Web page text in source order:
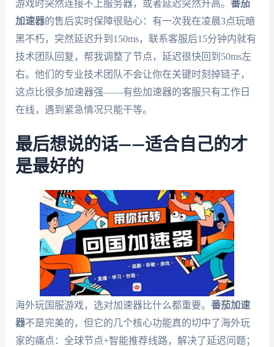
游戏时突然连接不上服务器，或者延迟突然升高。 番茄
加速器的售后实时保障很贴心：有一次我在凌晨3点玩暗
黑不朽，突然延迟升到150ms，联系客服后15分钟内就有
技术团队回复，帮我调整了节点，延迟很快回到50ms左
右。他们的专业技术团队不会让你在关键时刻掉链子，
这点比很多加速器强——有些加速器的客服只有工作日
在线，遇到紧急情况只能干等。
最后想说的话——适合自己的才
是最好的
海外玩国服游戏，选对加速器比什么都重要。 番茄加速
器不是完美的，但它的几个核心功能真的切中了海外玩
家的痛点：全球节点+智能推荐线路，解决了延迟问题；